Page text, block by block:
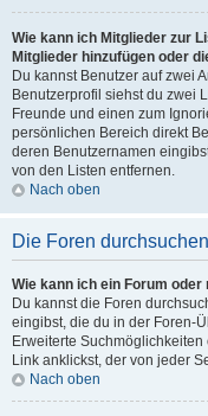
Wie kann ich Mitglieder zur
Mitglieder hinzufügen oder
Du kannst Benutzer auf zwei
Benutzerprofil siehst du zwei
Freunde und einen zum
persönlichen Bereich direkt
deren Benutzernamen
von den Listen entfernen.
Nach oben
Die Foren durchsuchen
Wie kann ich ein Forum
Du kannst die Foren
eingibst, die du in der Foren-
Erweiterte Suchmöglichkeiten
Link anklickst, der von jeder
Nach oben